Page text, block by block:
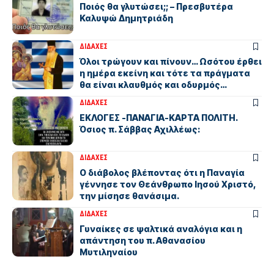
Ποιός θα γλυτώσει;; – Πρεσβυτέρα
Καλυψώ Δημητριάδη
ΔΙΔΑΧΕΣ
Όλοι τρώγουν και πίνουν… Ωσότου έρθει
η ημέρα εκείνη και τότε τα πράγματα
θα είναι κλαυθμός και οδυρμός…
ΔΙΔΑΧΕΣ
ΕΚΛΟΓΕΣ -ΠΑΝΑΓΙΑ-ΚΑΡΤΑ ΠΟΛΙΤΗ.
Όσιος π. Σάββας Αχιλλέως:
ΔΙΔΑΧΕΣ
Ο διάβολος βλέποντας ότι η Παναγία
γέννησε τον Θεάνθρωπο Ιησού Χριστό,
την μίσησε θανάσιμα.
ΔΙΔΑΧΕΣ
Γυναίκες σε ψαλτικά αναλόγια και η
απάντηση του π. Αθανασίου
Μυτιληναίου